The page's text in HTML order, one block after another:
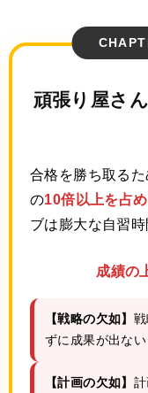
頑張り屋さ
合格を勝ち取る
の10倍以上を占
ブは膨大な自習
成績の
【戦略の欠如】
ずに成果が出ない
【計画の欠如】